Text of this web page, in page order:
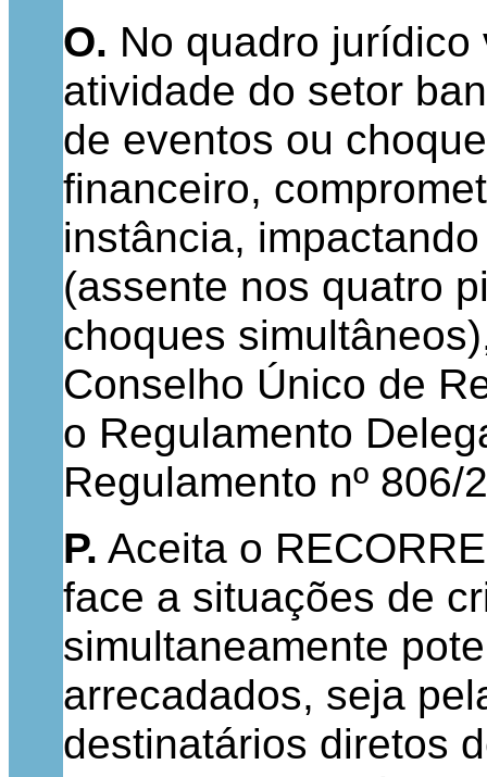
O. No quadro
atividade do setor
de eventos ou
financeiro,
instância,
(assente nos quatro
choques
Conselho Único de
o Regulamento
Regulamento nº
P. Aceita o
face a situações de
simultaneamente
arrecadados, seja
destinatários diretos